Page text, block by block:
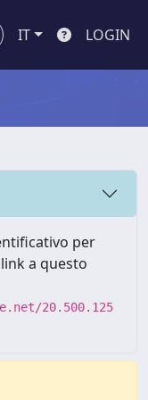
IT LOGIN
per
a questo
20.500.125